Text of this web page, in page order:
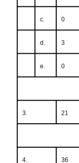
c. 0
d. 3
e. 0
3. 21
4. 36